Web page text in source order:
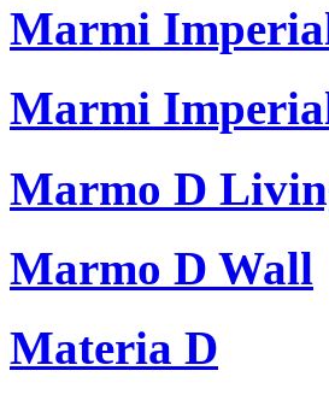
Marmi
Marmi
Marmo D
Marmo D Wall
Materia D